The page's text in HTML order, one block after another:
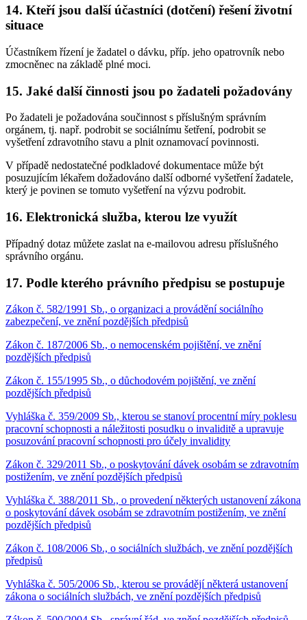
14. Kteří jsou další účastníci (dotčení) řešení životní
situace
Účastníkem řízení je žadatel o dávku, příp. jeho opatrovník nebo
zmocněnec na základě plné moci.
15. Jaké další činnosti jsou po žadateli požadovány
Po žadateli je požadována součinnost s příslušným správním
orgánem, tj. např. podrobit se sociálnímu šetření, podrobit se
vyšetření zdravotního stavu a plnit oznamovací povinnosti.
V případě nedostatečné podkladové dokumentace může být
posuzujícím lékařem dožadováno další odborné vyšetření žadatele,
který je povinen se tomuto vyšetření na výzvu podrobit.
16. Elektronická služba, kterou lze využít
Případný dotaz můžete zaslat na e-mailovou adresu příslušného
správního orgánu.
17. Podle kterého právního předpisu se postupuje
Zákon č. 582/1991 Sb., o organizaci a provádění sociálního
zabezpečení, ve znění pozdějších předpisů
Zákon č. 187/2006 Sb., o nemocenském pojištění, ve znění
pozdějších předpisů
Zákon č. 155/1995 Sb., o důchodovém pojištění, ve znění
pozdějších předpisů
Vyhláška č. 359/2009 Sb., kterou se stanoví procentní míry poklesu
pracovní schopnosti a náležitosti posudku o invaliditě a upravuje
posuzování pracovní schopnosti pro účely invalidity
Zákon č. 329/2011 Sb., o poskytování dávek osobám se zdravotním
postižením, ve znění pozdějších předpisů
Vyhláška č. 388/2011 Sb., o provedení některých ustanovení zákona
o poskytování dávek osobám se zdravotním postižením, ve znění
pozdějších předpisů
Zákon č. 108/2006 Sb., o sociálních službách, ve znění pozdějších
předpisů
Vyhláška č. 505/2006 Sb., kterou se provádějí některá ustanovení
zákona o sociálních službách, ve znění pozdějších předpisů